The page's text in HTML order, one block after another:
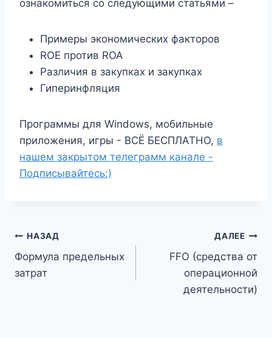
ознакомиться со следующими статьями –
Примеры экономических факторов
ROE против ROA
Различия в закупках и закупках
Гиперинфляция
Программы для Windows, мобильные
приложения, игры - ВСЁ БЕСПЛАТНО, в
нашем закрытом телеграмм канале -
Подписывайтесь:)
Навигация
по
НАЗАД
Формула предельных
затрат
ДАЛЕЕ
FFO (средства от
операционной
деятельности)